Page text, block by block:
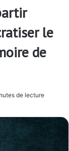
le
de
de lecture